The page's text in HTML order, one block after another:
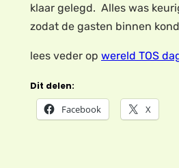
klaar gelegd. Alles was
zodat de gasten binnen
lees veder op wereld TOS
Dit delen:
Facebook X